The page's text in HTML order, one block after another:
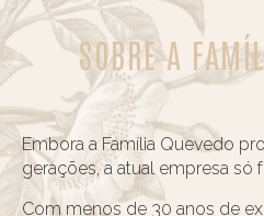
SOBRE A
Embora a Família Quevedo
gerações, a atual empresa só
Com menos de 30 anos de